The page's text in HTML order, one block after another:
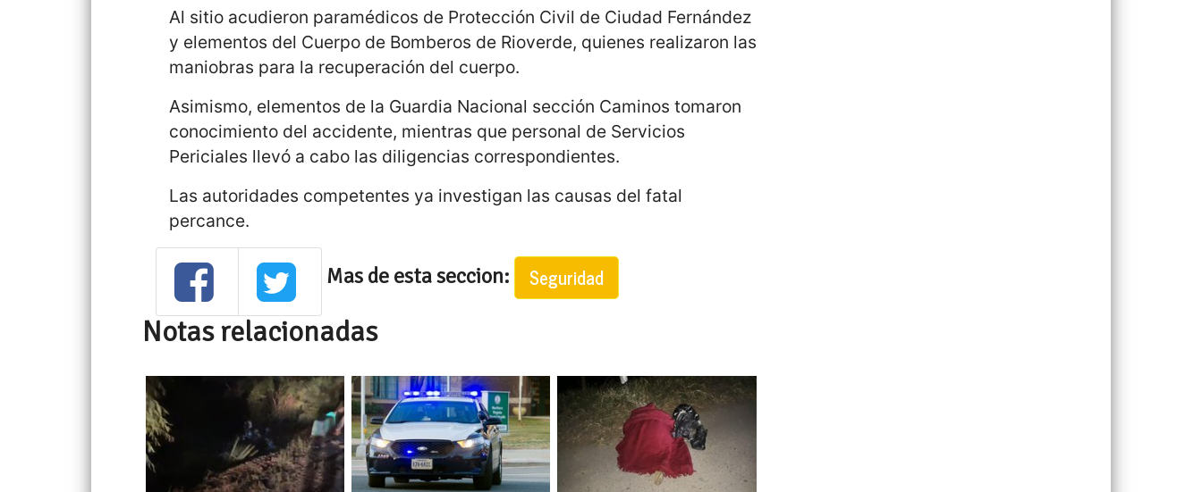
Al sitio acudieron paramédicos de Protección Civil de Ciudad Fernández
y elementos del Cuerpo de Bomberos de Rioverde, quienes realizaron las
maniobras para la recuperación del cuerpo.
Asimismo, elementos de la Guardia Nacional sección Caminos tomaron
conocimiento del accidente, mientras que personal de Servicios
Periciales llevó a cabo las diligencias correspondientes.
Las autoridades competentes ya investigan las causas del fatal
percance.
Mas de esta seccion: Seguridad
Notas relacionadas